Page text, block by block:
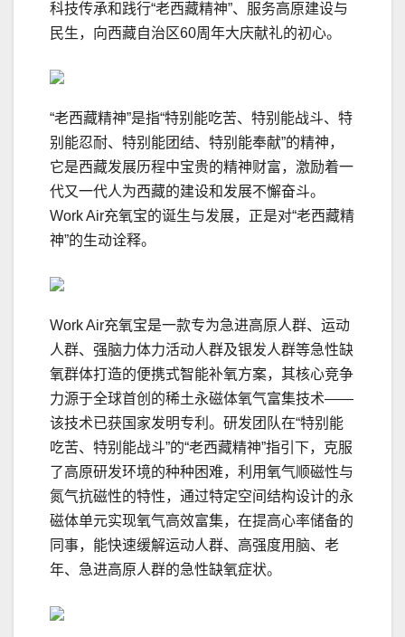
科技传承和践行“老西藏精神”、服务高原建设与
民生，向西藏自治区60周年大庆献礼的初心。
“老西藏精神”是指“特别能吃苦、特别能战斗、特
别能忍耐、特别能团结、特别能奉献”的精神，
它是西藏发展历程中宝贵的精神财富，激励着一
代又一代人为西藏的建设和发展不懈奋斗。
Work Air充氧宝的诞生与发展，正是对“老西藏精
神”的生动诠释。
Work Air充氧宝是一款专为急进高原人群、运动
人群、强脑力体力活动人群及银发人群等急性缺
氧群体打造的便携式智能补氧方案，其核心竞争
力源于全球首创的稀土永磁体氧气富集技术——
该技术已获国家发明专利。研发团队在“特别能
吃苦、特别能战斗”的“老西藏精神”指引下，克服
了高原研发环境的种种困难，利用氧气顺磁性与
氮气抗磁性的特性，通过特定空间结构设计的永
磁体单元实现氧气高效富集，在提高心率储备的
同事，能快速缓解运动人群、高强度用脑、老
年、急进高原人群的急性缺氧症状。